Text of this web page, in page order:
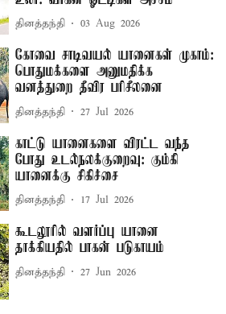
தினத்தந்தி 03 Aug 2026
கோவை சாடிவயல் யானைகள் முகாம்:
பொதுமக்களை அனுமதிக்க
வனத்துறை தீவிர பரிசீலனை
தினத்தந்தி 27 Jul 2026
காட்டு யானைகளை விரட்ட வந்த
போது உடல்நலக்குறைவு: கும்கி
யானைக்கு சிகிச்சை
தினத்தந்தி 17 Jul 2026
கூடலூரில் வளர்ப்பு யானை
தாக்கியதில் பாகன் படுகாயம்
தினத்தந்தி 27 Jun 2026